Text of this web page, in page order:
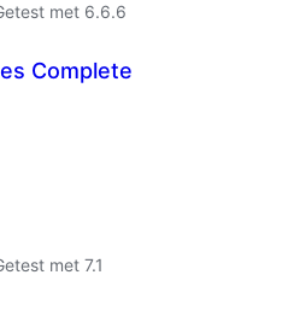
met 6.6.6
Complete
met 7.1